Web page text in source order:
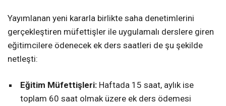
Yayımlanan yeni kararla birlikte saha denetimlerini
gerçekleştiren müfettişler ile uygulamalı derslere giren
eğitimcilere ödenecek ek ders saatleri de şu şekilde
netleşti:
Eğitim Müfettişleri: Haftada 15 saat, aylık ise
toplam 60 saat olmak üzere ek ders ödemesi